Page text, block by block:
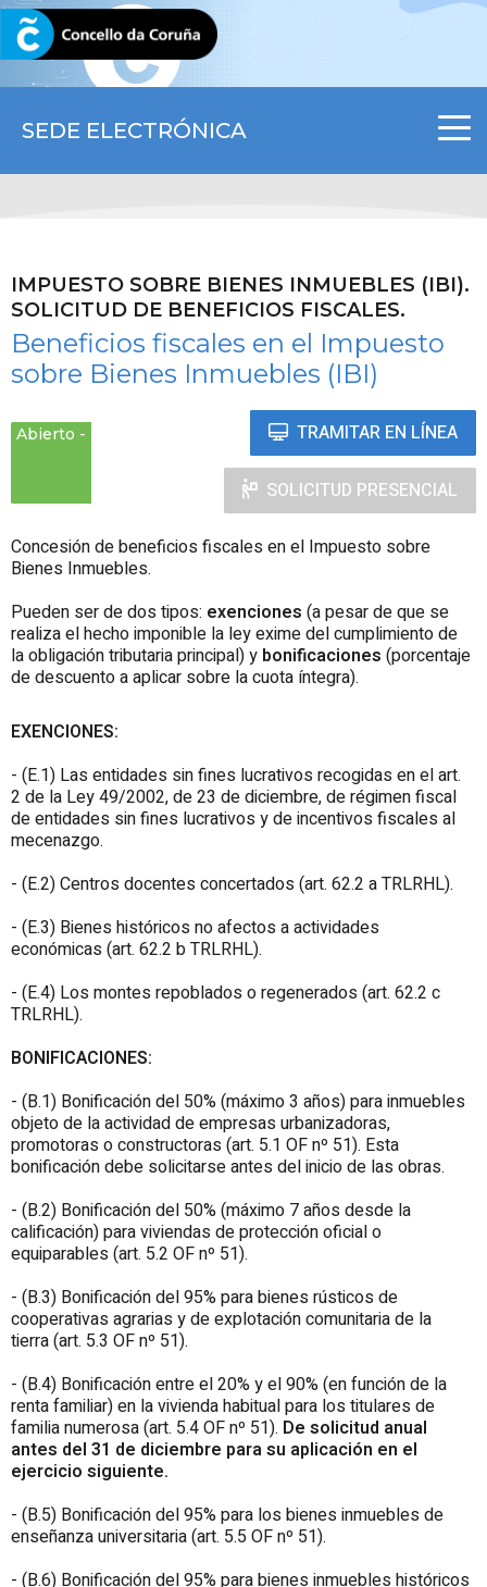
SEDE ELECTRÓNICA
CORUNA.GAL
IMPUESTO SOBRE BIENES INMUEBLES (IBI).
SOLICITUD DE BENEFICIOS FISCALES.
Beneficios fiscales en el Impuesto
sobre Bienes Inmuebles (IBI)
Abierto TRAMITAR EN LÍNEA
SOLICITUD PRESENCIAL
Concesión de beneficios fiscales en el Impuesto sobre
Bienes Inmuebles.
Pueden ser de dos tipos: exenciones (a pesar de que se
realiza el hecho imponible la ley exime del cumplimiento de
la obligación tributaria principal) y bonificaciones (porcentaje
de descuento a aplicar sobre la cuota íntegra).
EXENCIONES:
- (E.1) Las entidades sin fines lucrativos recogidas en el art.
2 de la Ley 49/2002, de 23 de diciembre, de régimen fiscal
de entidades sin fines lucrativos y de incentivos fiscales al
mecenazgo.
- (E.2) Centros docentes concertados (art. 62.2 a TRLRHL).
- (E.3) Bienes históricos no afectos a actividades
económicas (art. 62.2 b TRLRHL).
- (E.4) Los montes repoblados o regenerados (art. 62.2 c
TRLRHL).
BONIFICACIONES:
- (B.1) Bonificación del 50% (máximo 3 años) para inmuebles
objeto de la actividad de empresas urbanizadoras,
promotoras o constructoras (art. 5.1 OF nº 51). Esta
bonificación debe solicitarse antes del inicio de las obras.
- (B.2) Bonificación del 50% (máximo 7 años desde la
calificación) para viviendas de protección oficial o
equiparables (art. 5.2 OF nº 51).
- (B.3) Bonificación del 95% para bienes rústicos de
cooperativas agrarias y de explotación comunitaria de la
tierra (art. 5.3 OF nº 51).
- (B.4) Bonificación entre el 20% y el 90% (en función de la
renta familiar) en la vivienda habitual para los titulares de
familia numerosa (art. 5.4 OF nº 51). De solicitud anual
antes del 31 de diciembre para su aplicación en el
ejercicio siguiente.
- (B.5) Bonificación del 95% para los bienes inmuebles de
enseñanza universitaria (art. 5.5 OF nº 51).
- (B.6) Bonificación del 95% para bienes inmuebles históricos